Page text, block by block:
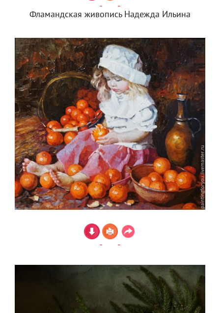
Фламандская живопись Надежда Ильина